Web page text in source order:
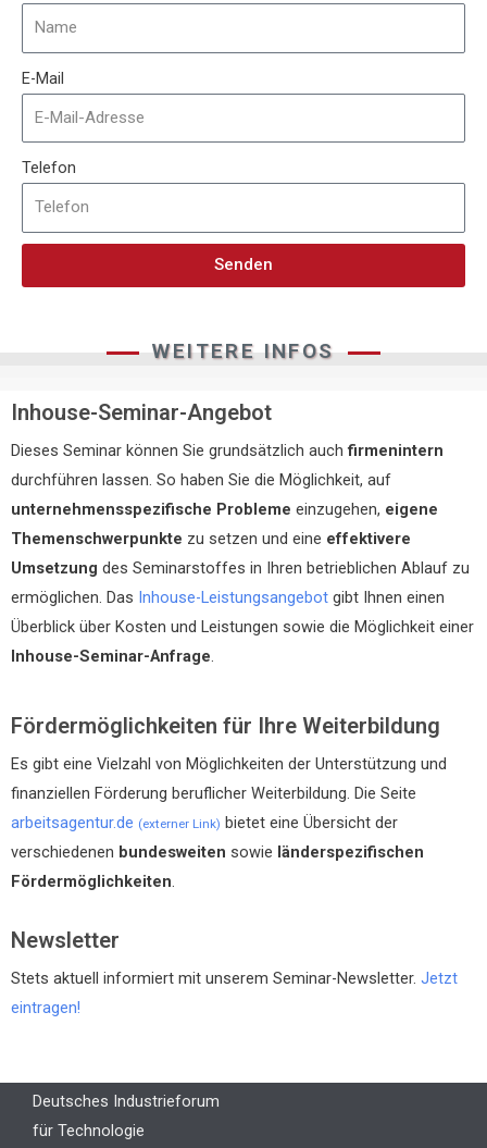
E-Mail
Telefon
Senden
WEITERE INFOS
Inhouse-Seminar-Angebot
Dieses Seminar können Sie grundsätzlich auchfirmenintern
durchführen lassen. So haben Sie die Möglichkeit, auf
unternehmensspezifische Probleme einzugehen, eigene
Themenschwerpunkte zu setzen und eine effektivere
Umsetzung des Seminarstoffes in Ihren betrieblichen Ablauf zu
ermöglichen. Das Inhouse-Leistungsangebot gibt Ihnen einen
Überblick über Kosten und Leistungen sowie die Möglichkeit einer
Inhouse-Seminar-Anfrage.
Fördermöglichkeiten für Ihre Weiterbildung
Es gibt eine Vielzahl von Möglichkeiten der Unterstützung und
finanziellen Förderung beruflicher Weiterbildung. Die Seite
arbeitsagentur.de (externer Link) bietet eine Übersicht der
verschiedenen bundesweiten sowie länderspezifischen
Fördermöglichkeiten.
Newsletter
Stets aktuell informiert mit unserem Seminar-Newsletter. Jetzt
eintragen!
Deutsches Industrieforum
für Technologie